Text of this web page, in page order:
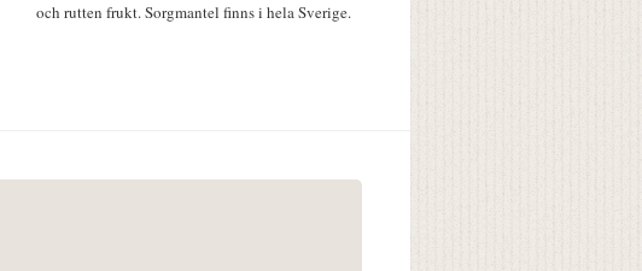
och rutten frukt. Sorgmantel finns i hela Sverige.